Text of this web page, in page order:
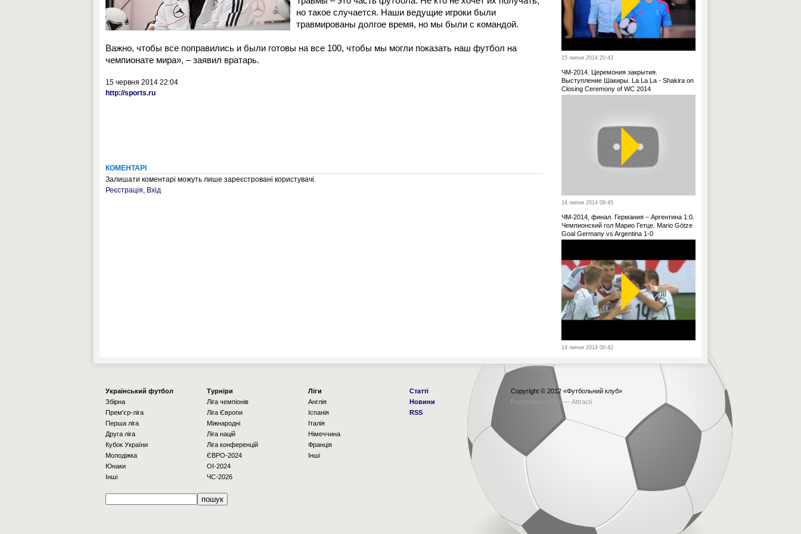
но такое случается. Наши ведущие игроки были
травмированы долгое время, но мы были с командой.
Важно, чтобы все поправились и были готовы на все 100, чтобы мы могли показать наш футбол на
чемпионате мира», – заявил вратарь.
15 червня 2014 22:04
http://sports.ru
КОМЕНТАРІ
Залишати коментарі можуть лише зареєстровані користувачі.
Реєстрація, Вхід
15 липня 2014 20:43
ЧМ-2014. Церемония закрытия.
Выступление Шакиры. La La La - Shakira on
Closing Ceremony of WC 2014
14 липня 2014 09:45
ЧМ-2014, финал. Германия – Аргентина 1:0.
Чемпионский гол Марио Гетце. Mario Götze
Goal Germany vs Argentina 1-0
14 липня 2014 00:42
Українcький футбол
Збірна
Прем'єр-ліга
Перша ліга
Друга ліга
Кубок України
Молодіжка
Юнаки
Інші
Турніри
Ліга чемпіонів
Ліга Європи
Міжнародні
Ліга націй
Ліга конференцій
ЄВРО-2024
OI-2024
ЧС-2026
Ліги
Англія
Іспанія
Італія
Німеччина
Франція
Інші
Статті
Новини
RSS
Copyright © 2012 «Футбольний клуб»
Рорзробка сайта — Attracti